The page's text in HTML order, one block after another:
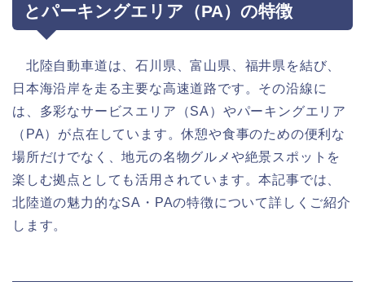
とパーキングエリア（PA）の特徴
北陸自動車道は、石川県、富山県、福井県を結び、
日本海沿岸を走る主要な高速道路です。その沿線に
は、多彩なサービスエリア（SA）やパーキングエリア
（PA）が点在しています。休憩や食事のための便利な
場所だけでなく、地元の名物グルメや絶景スポットを
楽しむ拠点としても活用されています。本記事では、
北陸道の魅力的なSA・PAの特徴について詳しくご紹介
します。